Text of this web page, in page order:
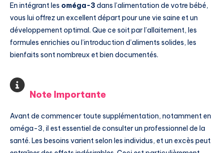
En intégrant les oméga-3dans l’alimentation de votre bébé,
vous lui offrez un excellent départ pour une vie saine et un
développement optimal. Que ce soit par l’allaitement, les
formules enrichies ou l’introduction d’aliments solides, les
bienfaits sont nombreux et bien documentés.
Note Importante
Avant de commencer toute supplémentation, notamment en
oméga-3, il est essentiel de consulter un professionnel de la
santé. Les besoins varient selon les individus, et un excès peut